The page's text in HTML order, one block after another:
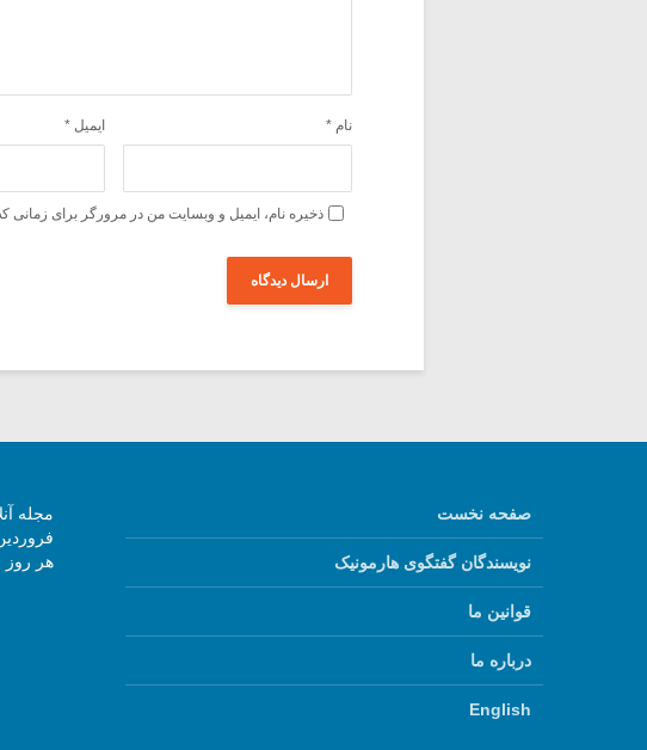
نام * ایمیل *
ذخیره نام، ایمیل و وبسایت من در مرورگر برای زمانی
صفحه نخست
نویسندگان گفتگوی هارمونیک
قوانین ما
درباره ما
English
هر روز